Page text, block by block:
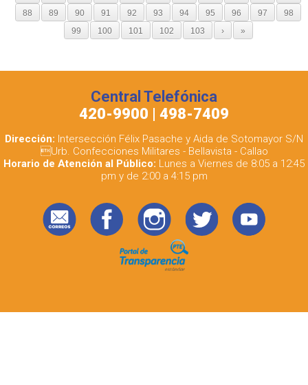
88
89 90 91 92 93 94 95 96 97
98
99
100 101 102 103 › »
Central Telefónica
420-9900 | 498-7409
Dirección: Intersección Félix Pasache y Aida de Sotomayor S/N
Urb. Confecciones Militares - Bellavista - Callao
Horario de Atención al Público: Lunes a Viernes de 8:05 a 12:45
pm y de 2:00 a 4:15 pm